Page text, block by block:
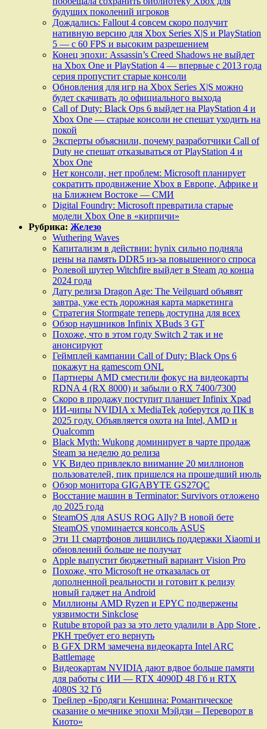
будущих поколений игроков
Дождались: Fallout 4 совсем скоро получит
нативную версию для Xbox Series X|S и PlayStation
5 — с 60 FPS и высоким разрешением
Конец эпохи: Assassin’s Creed Shadows не выйдет
на Xbox One и PlayStation 4 — впервые с 2013 года
cерия пропустит старые консоли
Обновления для игр на Xbox Series X|S можно
будет скачивать до официального выхода
Call of Duty: Black Ops 6 выйдет на PlayStation 4 и
Xbox One — старые консоли не спешат уходить на
покой
Эксперты объяснили, почему разработчики Call of
Duty не спешат отказываться от PlayStation 4 и
Xbox One
Нет консоли, нет проблем: Microsoft планирует
сократить продвижение Xbox в Европе, Африке и
на Ближнем Востоке — СМИ
Digital Foundry: Microsoft превратила старые
модели Xbox One в «кирпичи»
Рубрика: Железо
Wuthering Waves
Капитализм в действии: hynix сильно подняла
цены на память DDR5 из-за повышенного спроса
Ролевой шутер Witchfire выйдет в Steam до конца
2024 года
Дату релиза Dragon Age: The Veilguard объявят
завтра, уже есть дорожная карта маркетинга
Стратегия Stormgate теперь доступна для всех
Обзор наушников Infinix XBuds 3 GT
Похоже, что в этом году Switch 2 так и не
анонсируют
Геймплей кампании Call of Duty: Black Ops 6
покажут на gamescom ONL
Партнеры AMD сместили фокус на видеокарты
RDNA 4 (RX 8000) и забыли о RX 7400/7300
Скоро в продажу поступит планшет Infinix Xpad
ИИ-чипы NVIDIA x MediaTek доберутся до ПК в
2025 году. Объявляется охота на Intel, AMD и
Qualcomm
Black Myth: Wukong доминирует в чарте продаж
Steam за неделю до релиза
VK Видео привлекло внимание 20 миллионов
пользователей, пик пришелся на прошедший июль
Обзор монитора GIGABYTE GS27QC
Восстание машин в Terminator: Survivors отложено
до 2025 года
SteamOS для ASUS ROG Ally? В новой бете
SteamOS упоминается консоль ASUS
Эти 11 смартфонов лишились поддержки Xiaomi и
обновлений больше не получат
Apple выпустит бюджетный вариант Vision Pro
Похоже, что Microsoft не отказалась от
дополненной реальности и готовит к релизу
новый гаджет на Android
Миллионы AMD Ryzen и EPYC подвержены
уязвимости Sinkclose
Rutube второй раз за это лето удалили в App Store ,
РКН требует его вернуть
В GFX DRM замечена видеокарта Intel ARC
Battlemage
Видеокартам NVIDIA дают вдвое больше памяти
для работы с ИИ — RTX 4090D 48 Гб и RTX
4080S 32 Гб
Трейлер «Бродяги Кеншина: Романтическое
сказание о мечнике эпохи Мэйдзи – Переворот в
Киото»